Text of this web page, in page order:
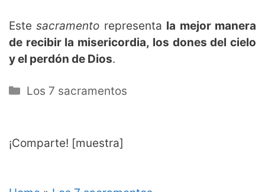
Estesacramento representa la mejor manera
de recibir la misericordia, los dones del cielo
y el perdón de Dios.
Categorías
Los 7 sacramentos
¡Comparte! [muestra]